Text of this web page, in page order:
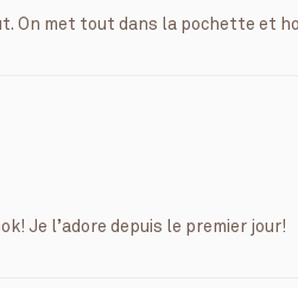
On met tout dans la pochette et
Je l’adore depuis le premier jour!